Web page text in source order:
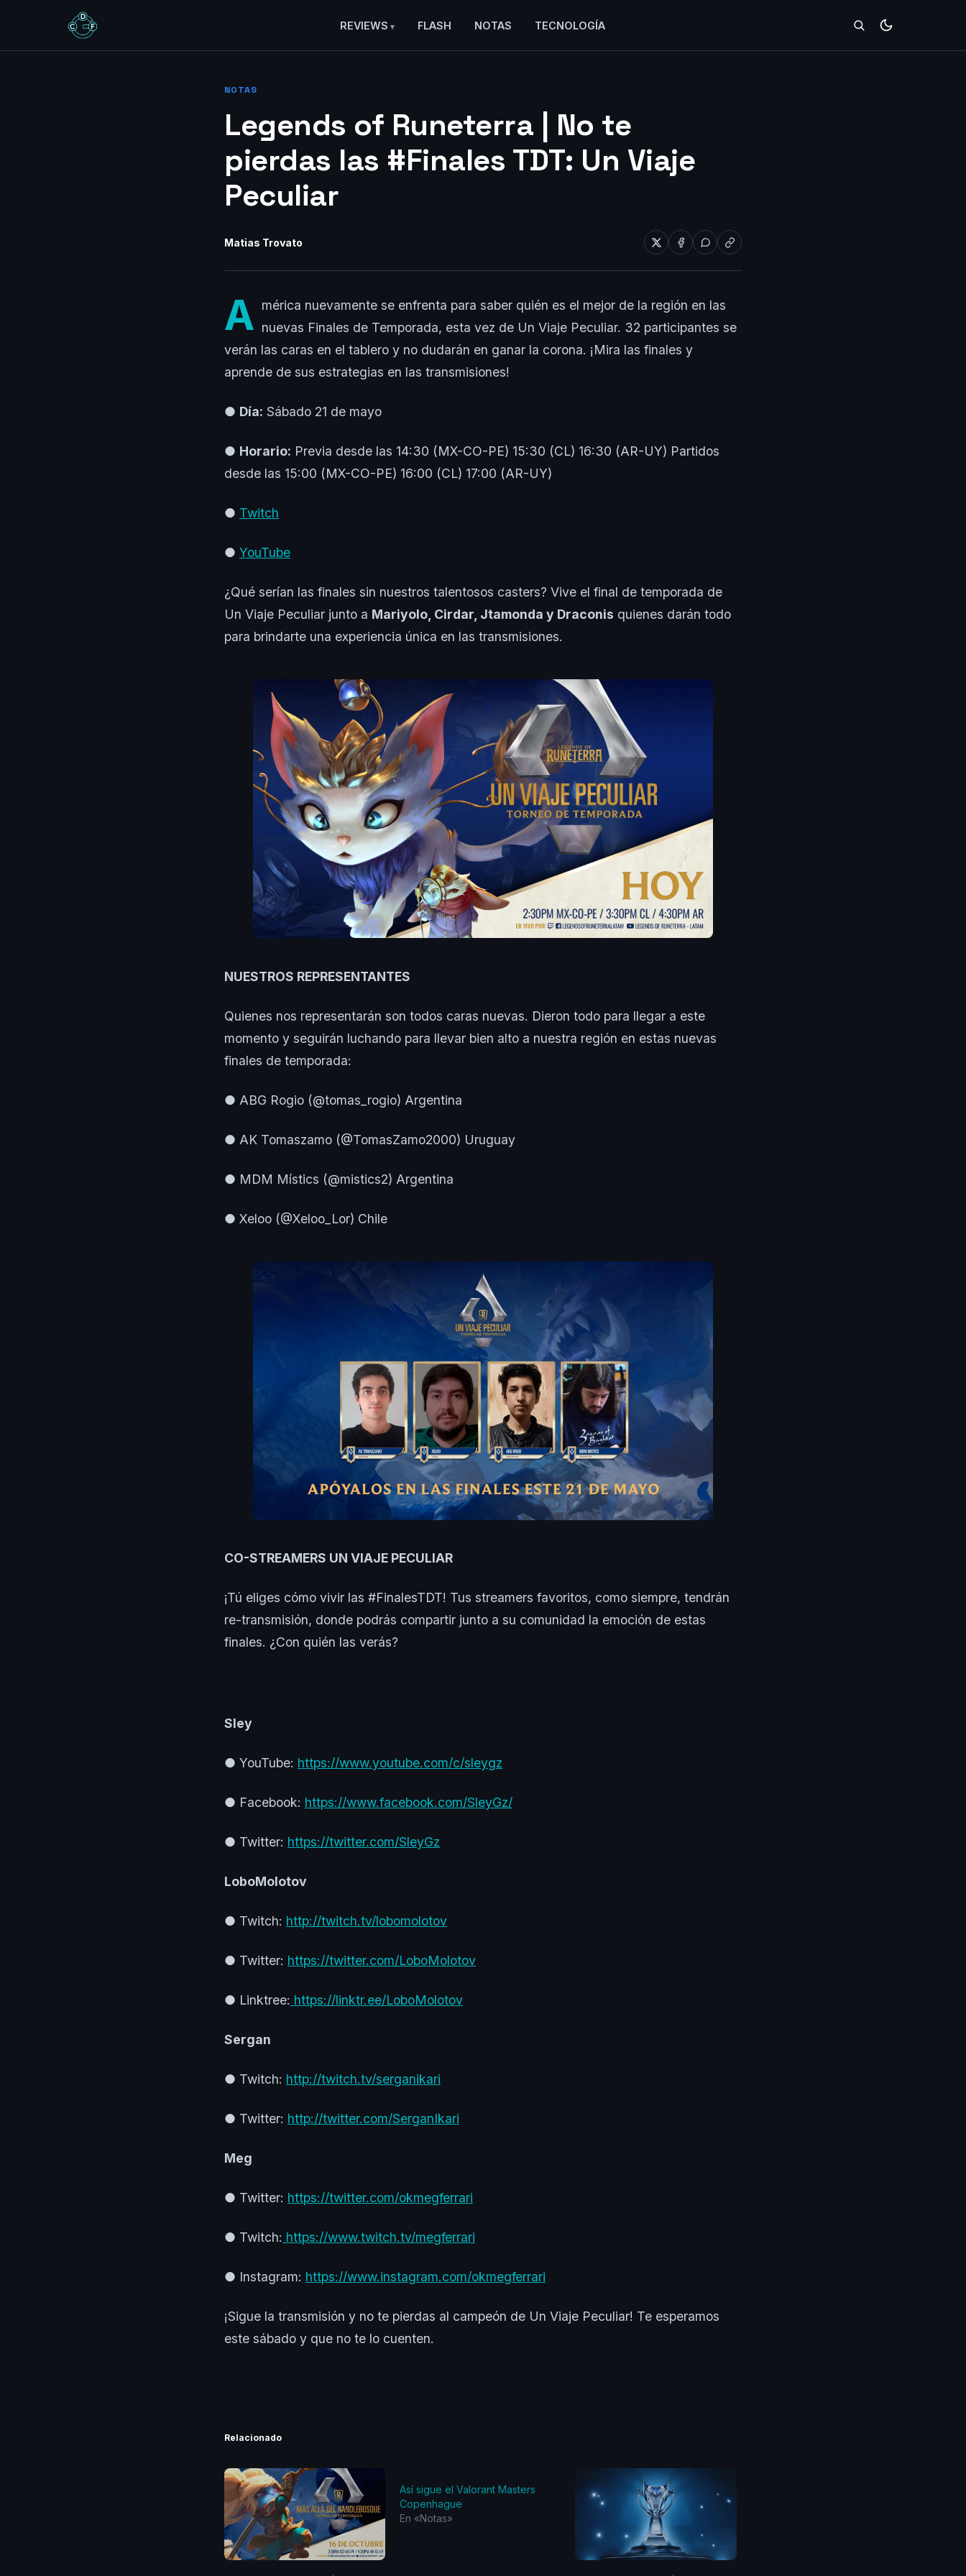
REVIEWS FLASH NOTAS TECNOLOGÍA
NOTAS
Legends of Runeterra | No te
pierdas las #Finales TDT: Un Viaje
Peculiar
Matias Trovato
A mérica nuevamente se enfrenta para saber quién es el mejor de la región en las
nuevas Finales de Temporada, esta vez de Un Viaje Peculiar. 32 participantes se
verán las caras en el tablero y no dudarán en ganar la corona. ¡Mira las finales y
aprende de sus estrategias en las transmisiones!
● Día: Sábado 21 de mayo
● Horario: Previa desde las 14:30 (MX-CO-PE) 15:30 (CL) 16:30 (AR-UY) Partidos
desde las 15:00 (MX-CO-PE) 16:00 (CL) 17:00 (AR-UY)
● Twitch
● YouTube
¿Qué serían las finales sin nuestros talentosos casters? Vive el final de temporada de
Un Viaje Peculiar junto a Mariyolo, Cirdar, Jtamonda y Draconis quienes darán todo
para brindarte una experiencia única en las transmisiones.
NUESTROS REPRESENTANTES
Quienes nos representarán son todos caras nuevas. Dieron todo para llegar a este
momento y seguirán luchando para llevar bien alto a nuestra región en estas nuevas
finales de temporada:
● ABG Rogio (@tomas_rogio) Argentina
● AK Tomaszamo (@TomasZamo2000) Uruguay
● MDM Místics (@mistics2) Argentina
● Xeloo (@Xeloo_Lor) Chile
CO-STREAMERS UN VIAJE PECULIAR
¡Tú eliges cómo vivir las #FinalesTDT! Tus streamers favoritos, como siempre, tendrán
re-transmisión, donde podrás compartir junto a su comunidad la emoción de estas
finales. ¿Con quién las verás?
Sley
● YouTube: https://www.youtube.com/c/sleygz
● Facebook: https://www.facebook.com/SleyGz/
● Twitter: https://twitter.com/SleyGz
LoboMolotov
● Twitch: http://twitch.tv/lobomolotov
● Twitter: https://twitter.com/LoboMolotov
● Linktree: https://linktr.ee/LoboMolotov
Sergan
● Twitch: http://twitch.tv/serganikari
● Twitter: http://twitter.com/SerganIkari
Meg
● Twitter: https://twitter.com/okmegferrari
● Twitch: https://www.twitch.tv/megferrari
● Instagram: https://www.instagram.com/okmegferrari
¡Sigue la transmisión y no te pierdas al campeón de Un Viaje Peculiar! Te esperamos
este sábado y que no te lo cuenten.
Relacionado
Así sigue el Valorant Masters
Copenhague
En «Notas»